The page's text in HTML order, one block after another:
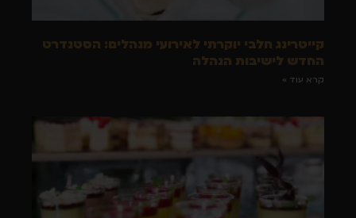
קייטרינג חלבי יוקרתי לאירועי מנהלים: הסטנדרט
החדש לישיבות הנהלה
קרא עוד »